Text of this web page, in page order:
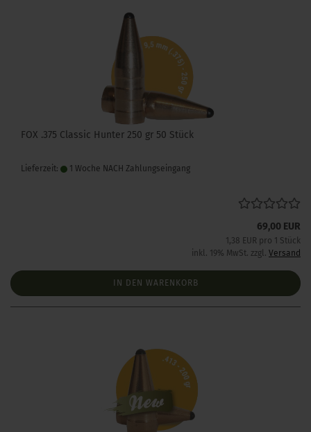
FOX .375 Classic Hunter 250 gr 50 Stück
Lieferzeit: 1 Woche NACH Zahlungseingang
69,00 EUR
1,38 EUR pro 1 Stück
inkl. 19% MwSt. zzgl. Versand
IN DEN WARENKORB